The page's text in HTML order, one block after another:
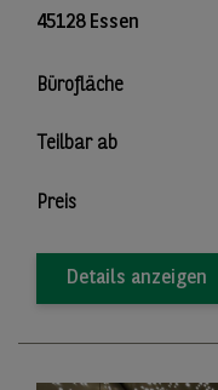
45128 Essen
Bürofläche
Teilbar ab
Preis
Details anzeigen